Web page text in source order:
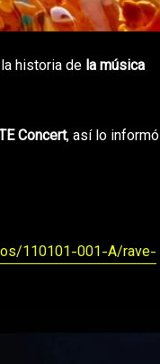
historia de la música
Concert, así lo informó
110101-001-A/rave-